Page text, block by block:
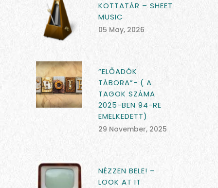
KOTTATÁR – SHEET
MUSIC
05 May, 2026
“ELŐADÓK
TÁBORA”- ( A
TAGOK SZÁMA
2025-BEN 94-RE
EMELKEDETT)
29 November, 2025
NÉZZEN BELE! –
LOOK AT IT